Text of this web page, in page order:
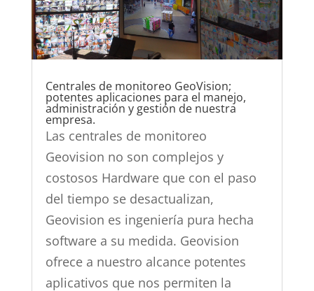
Centrales de monitoreo GeoVision;
potentes aplicaciones para el manejo,
administración y gestión de nuestra
empresa.
Las centrales de monitoreo
Geovision no son complejos y
costosos Hardware que con el paso
del tiempo se desactualizan,
Geovision es ingeniería pura hecha
software a su medida. Geovision
ofrece a nuestro alcance potentes
aplicativos que nos permiten la